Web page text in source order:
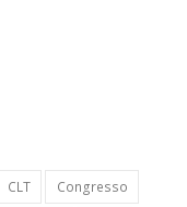
CLT
Congresso